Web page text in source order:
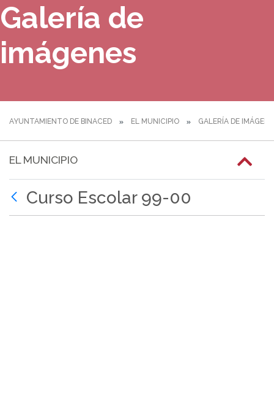
Galería de
imágenes
AYUNTAMIENTO DE BINACED EL MUNICIPIO GALERÍA DE
EL MUNICIPIO
Curso Escolar 99-00